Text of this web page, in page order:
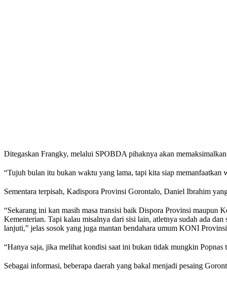
Ditegaskan Frangky, melalui SPOBDA pihaknya akan
“Tujuh bulan itu bukan waktu yang lama, tapi kita siap memanfaatkan
Sementara terpisah, Kadispora Provinsi Gorontalo, Daniel Ibrahim
“Sekarang ini kan masih masa transisi baik Dispora Provinsi maupun
Kementerian. Tapi kalau misalnya dari sisi lain, atletnya sudah ada
lanjuti,” jelas sosok yang juga mantan bendahara umum KONI
“Hanya saja, jika melihat kondisi saat ini bukan tidak mungkin
Sebagai informasi, beberapa daerah yang bakal menjadi pesaing